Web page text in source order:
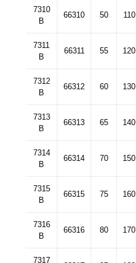
7310
B
66310 50 110
7311
B
66311 55 120
7312
B
66312 60 130
7313
B
66313 65 140
7314
B
66314 70 150
7315
B
66315 75 160
7316
B
66316 80 170
7317